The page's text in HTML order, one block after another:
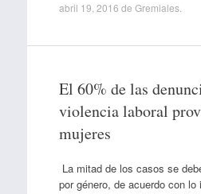
abril 19, 2016 de Gremiales.
El 60% de las
violencia laboral
mujeres
La mitad de los casos se
por género, de acuerdo con lo